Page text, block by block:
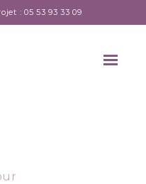
: 05 53 93 33 09